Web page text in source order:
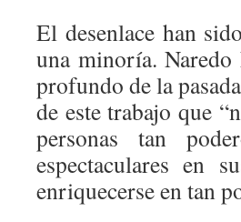
El desenlace han
una minoría.
profundo de la
de este trabajo que
personas tan
espectaculares en
enriquecerse en tan